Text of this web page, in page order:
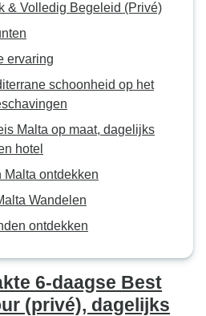
& Volledig Begeleid (Privé)
ervaring
schoonheid op het
Malta op maat, dagelijks
hotel
Malta ontdekken
Wandelen
ontdekken
6-daagse Best
(privé), dagelijks